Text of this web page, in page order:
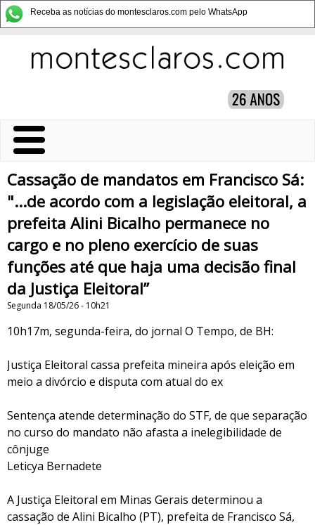
Receba as notícias do montesclaros.com pelo WhatsApp
Cassação de mandatos em Francisco Sá:
"...de acordo com a legislação eleitoral, a
prefeita Alini Bicalho permanece no
cargo e no pleno exercício de suas
funções até que haja uma decisão final
da Justiça Eleitoral”
Segunda 18/05/26 - 10h21
10h17m, segunda-feira, do jornal O Tempo, de BH:
Justiça Eleitoral cassa prefeita mineira após eleição em
meio a divórcio e disputa com atual do ex
Sentença atende determinação do STF, de que separação
no curso do mandato não afasta a inelegibilidade de
cônjuge
Leticya Bernadete
A Justiça Eleitoral em Minas Gerais determinou a
cassação de Alini Bicalho (PT), prefeita de Francisco Sá,